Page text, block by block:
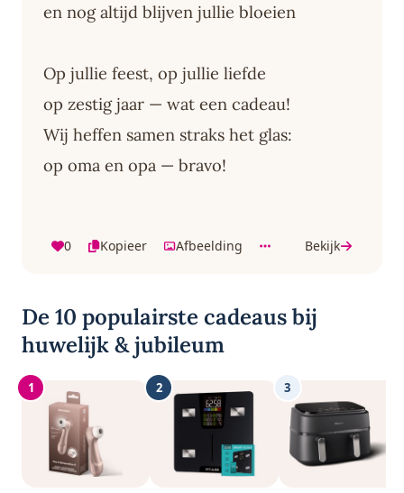
en nog altijd blijven jullie bloeien
Op jullie feest, op jullie liefde
op zestig jaar — wat een cadeau!
Wij heffen samen straks het glas:
op oma en opa — bravo!
0 Kopieer Afbeelding Bekijk
De 10 populairste cadeaus bij
huwelijk & jubileum
1 2 3